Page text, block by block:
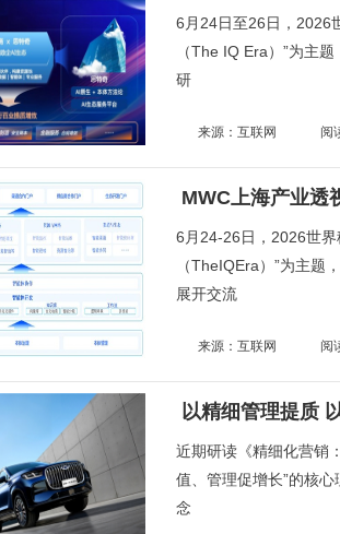
6月24日至26日，2026
（The IQ Era）”为主
研
来源：互联网 阅
6月24-26日，2026世
（TheIQEra）”为主题
展开交流
来源：互联网 阅
以精细管理提质
近期研读《精细化营销
值、管理促增长”的核
念